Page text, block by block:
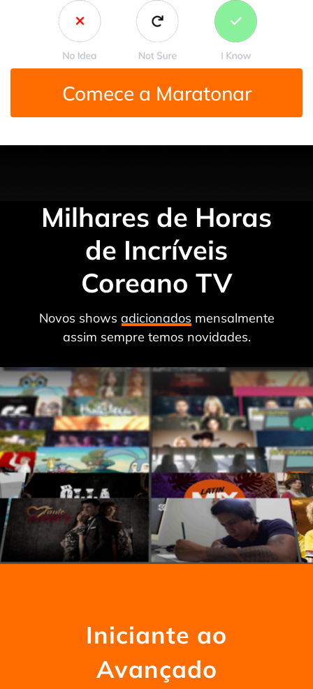
Comece a Maratonar
Milhares de Horas
de Incríveis
Coreano TV
Novos shows adicionados mensalmente
assim sempre temos novidades.
Iniciante ao
Avançado